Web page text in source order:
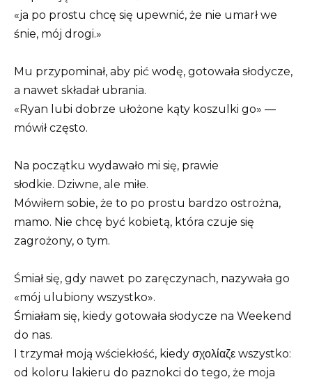
«ja po prostu chcę się upewnić, że nie umarł we
śnie, mój drogi.»
Mu przypominał, aby pić wodę, gotowała słodycze,
a nawet składał ubrania.
«Ryan lubi dobrze ułożone kąty koszulki go» —
mówił często.
Na początku wydawało mi się, prawie
słodkie. Dziwne, ale miłe.
Mówiłem sobie, że to po prostu bardzo ostrożna,
mamo. Nie chcę być kobietą, która czuje się
zagrożony, o tym.
Śmiał się, gdy nawet po zaręczynach, nazywała go
«mój ulubiony wszystko».
Śmiałam się, kiedy gotowała słodycze na Weekend
do nas.
I trzymał moją wściekłość, kiedy σχολίαζε wszystko:
od koloru lakieru do paznokci do tego, że moja